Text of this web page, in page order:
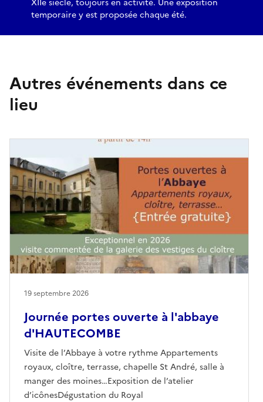
XIIe siècle, toujours en activité. Une exposition
temporaire y est proposée chaque été.
Autres événements dans ce
lieu
Journée portes ouverte à l'abbaye
d'HAUTECOMBE
Visite de l’Abbaye à votre rythme Appartements
royaux, cloître, terrasse, chapelle St André, salle à
manger des moines…Exposition de l’atelier
d’icônesDégustation du Royal
19 septembre 2026